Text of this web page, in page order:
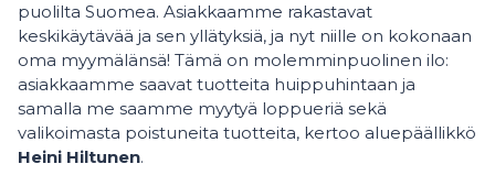
puolilta Suomea. Asiakkaamme rakastavat
keskikäytävää ja sen yllätyksiä, ja nyt niille on kokonaan
oma myymälänsä! Tämä on molemminpuolinen ilo:
asiakkaamme saavat tuotteita huippuhintaan ja
samalla me saamme myytyä loppueriä sekä
valikoimasta poistuneita tuotteita, kertoo aluepäällikkö
Heini Hiltunen.